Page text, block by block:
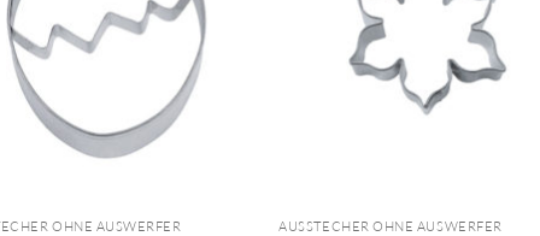
OHNE AUSWERFER AUSSTECHER OHNE AUSWERFER